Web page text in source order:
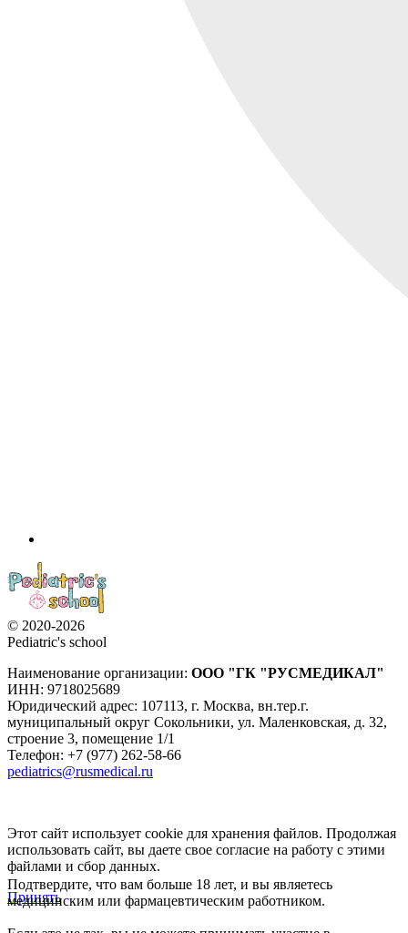
© 2020-2026
Pediatric's school
Наименование организации: ООО "ГК "РУСМЕДИКАЛ"
ИНН: 9718025689
Юридический адрес: 107113, г. Москва, вн.тер.г.
муниципальный округ Сокольники, ул. Маленковская, д. 32,
строение 3, помещение 1/1
Телефон: +7 (977) 262-58-66
pediatrics@rusmedical.ru
Этот сайт использует cookie для хранения файлов. Продолжая
использовать сайт, вы даете свое согласие на работу с этими
файлами и сбор данных.
Принять
Подтвердите, что вам больше 18 лет, и вы являетесь
медицинским или фармацевтическим работником.